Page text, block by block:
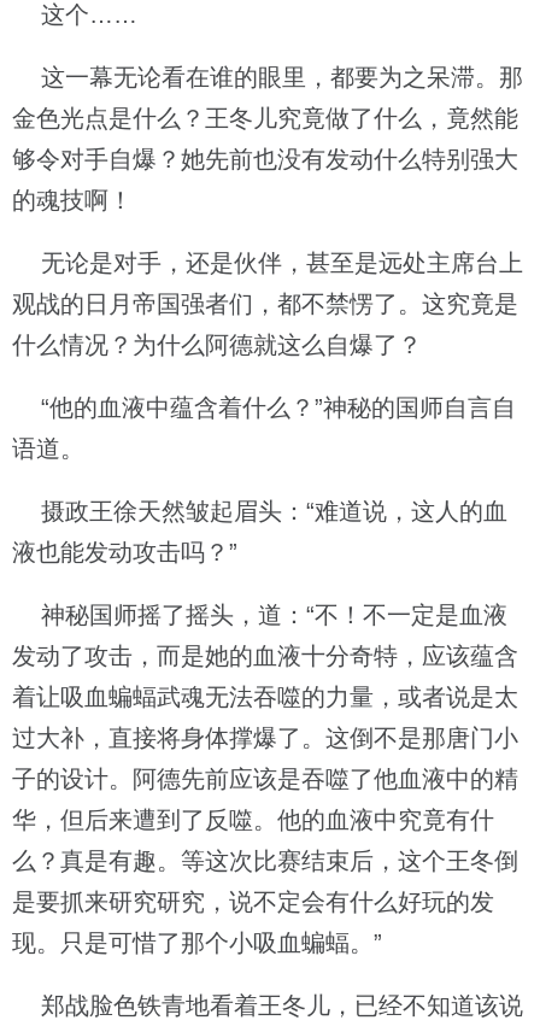
这个……
这一幕无论看在谁的眼里，都要为之呆滞。那
金色光点是什么？王冬儿究竟做了什么，竟然能
够令对手自爆？她先前也没有发动什么特别强大
的魂技啊！
无论是对手，还是伙伴，甚至是远处主席台上
观战的日月帝国强者们，都不禁愣了。这究竟是
什么情况？为什么阿德就这么自爆了？
“他的血液中蕴含着什么？”神秘的国师自言自
语道。
摄政王徐天然皱起眉头：“难道说，这人的血
液也能发动攻击吗？”
神秘国师摇了摇头，道：“不！不一定是血液
发动了攻击，而是她的血液十分奇特，应该蕴含
着让吸血蝙蝠武魂无法吞噬的力量，或者说是太
过大补，直接将身体撑爆了。这倒不是那唐门小
子的设计。阿德先前应该是吞噬了他血液中的精
华，但后来遭到了反噬。他的血液中究竟有什
么？真是有趣。等这次比赛结束后，这个王冬倒
是要抓来研究研究，说不定会有什么好玩的发
现。只是可惜了那个小吸血蝙蝠。”
郑战脸色铁青地看着王冬儿，已经不知道该说